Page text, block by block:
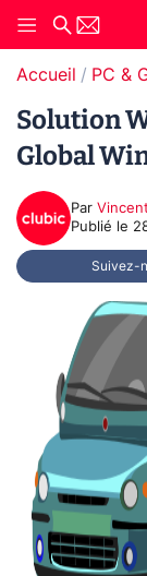
Accueil PC &
Solution
Global
Par
Publié le
Suivez-